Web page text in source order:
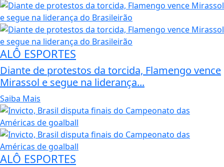
ALÔ ESPORTES
Diante de protestos da torcida, Flamengo vence
Mirassol e segue na liderança...
Saiba Mais
ALÔ ESPORTES